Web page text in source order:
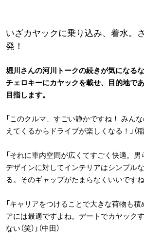
いざカヤックに乗り込み、着水。
発！
堀川さんの河川トークの続きが気になる
チェロキーにカヤックを載せ、目的地で
目指します。
「このクルマ、すごい静かですね！ みん
えてくるからドライブが楽しくなる！」（稲
「それに車内空間が広くてすごく快適。
デザインに対してインテリアはシンプル
る。そのギャップがたまらなくいいですね」
「キャリアをつけることで大きな荷物も
アには最適ですよね。デートでカヤック
ない（笑）」（中田）